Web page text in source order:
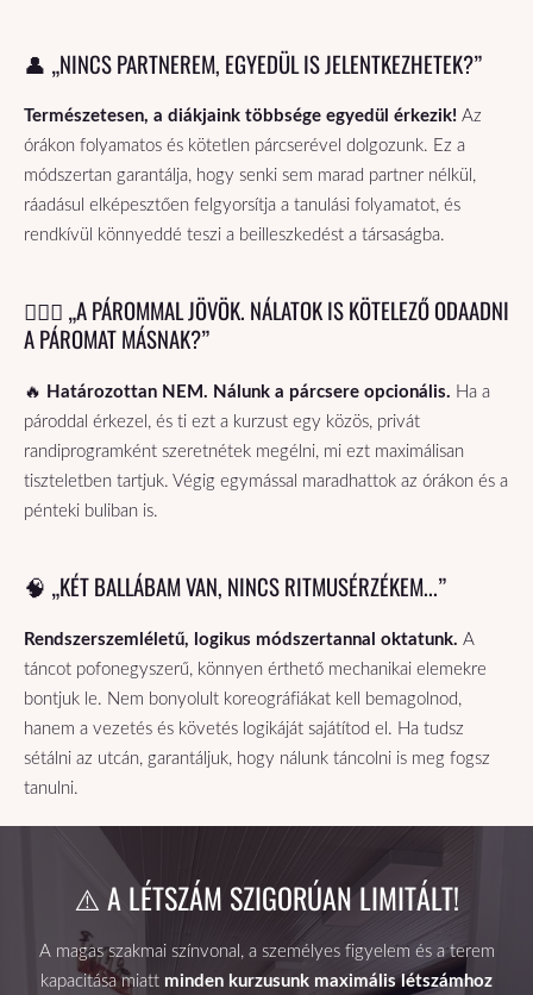
👤 „NINCS PARTNEREM, EGYEDÜL IS JELENTKEZHETEK?”
Természetesen, a diákjaink többsége egyedül érkezik! Az
órákon folyamatos és kötetlen párcserével dolgozunk. Ez a
módszertan garantálja, hogy senki sem marad partner nélkül,
ráadásul elképesztően felgyorsítja a tanulási folyamatot, és
rendkívül könnyeddé teszi a beilleszkedést a társaságba.
👩‍❤️‍👨 „A PÁROMMAL JÖVÖK. NÁLATOK IS KÖTELEZŐ ODAADNI
A PÁROMAT MÁSNAK?”
🔥 Határozottan NEM. Nálunk a párcsere opcionális. Ha a
pároddal érkezel, és ti ezt a kurzust egy közös, privát
randiprogramként szeretnétek megélni, mi ezt maximálisan
tiszteletben tartjuk. Végig egymással maradhattok az órákon és a
pénteki buliban is.
🧠 „KÉT BALLÁBAM VAN, NINCS RITMUSÉRZÉKEM...”
Rendszerszemléletű, logikus módszertannal oktatunk. A
táncot pofonegyszerű, könnyen érthető mechanikai elemekre
bontjuk le. Nem bonyolult koreográfiákat kell bemagolnod,
hanem a vezetés és követés logikáját sajátítod el. Ha tudsz
sétálni az utcán, garantáljuk, hogy nálunk táncolni is meg fogsz
tanulni.
⚠️ A LÉTSZÁM SZIGORÚAN LIMITÁLT!
A magas szakmai színvonal, a személyes figyelem és a terem
kapacitása miatt minden kurzusunk maximális létszámhoz